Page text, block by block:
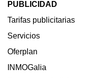
PUBLICIDAD
Tarifas publicitarias
Servicios
Oferplan
INMOGalia